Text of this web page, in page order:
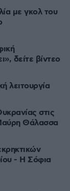
με γκολ του
δείτε βίντεο
λειτουργία
στις
Θάλασσα
- Η Σόφια